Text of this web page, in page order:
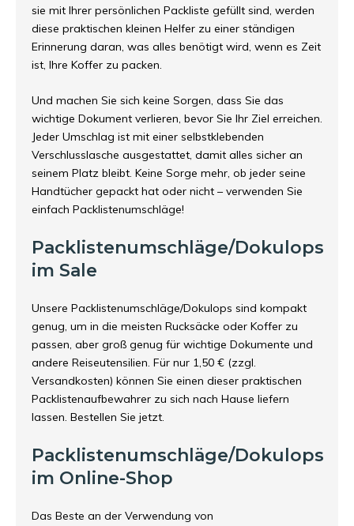
sie mit Ihrer persönlichen Packliste gefüllt sind, werden
diese praktischen kleinen Helfer zu einer ständigen
Erinnerung daran, was alles benötigt wird, wenn es Zeit
ist, Ihre Koffer zu packen.
Und machen Sie sich keine Sorgen, dass Sie das
wichtige Dokument verlieren, bevor Sie Ihr Ziel erreichen.
Jeder Umschlag ist mit einer selbstklebenden
Verschlusslasche ausgestattet, damit alles sicher an
seinem Platz bleibt. Keine Sorge mehr, ob jeder seine
Handtücher gepackt hat oder nicht – verwenden Sie
einfach Packlistenumschläge!
Packlistenumschläge/Dokulops
im Sale
Unsere Packlistenumschläge/Dokulops sind kompakt
genug, um in die meisten Rucksäcke oder Koffer zu
passen, aber groß genug für wichtige Dokumente und
andere Reiseutensilien. Für nur 1,50 € (zzgl.
Versandkosten) können Sie einen dieser praktischen
Packlistenaufbewahrer zu sich nach Hause liefern
lassen. Bestellen Sie jetzt.
Packlistenumschläge/Dokulops
im Online-Shop
Das Beste an der Verwendung von